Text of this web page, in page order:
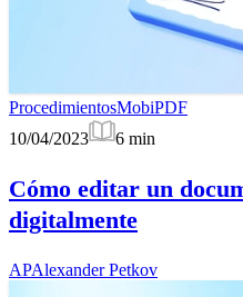
ProcedimientosMobiPDF
10/04/2023
6 min
Cómo editar un
digitalmente
APAlexander Petkov